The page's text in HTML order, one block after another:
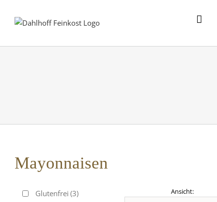
Mayonnaisen
Glutenfrei (3)